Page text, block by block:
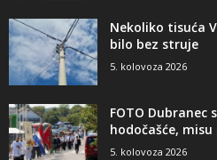
Nekoliko tisuća
bilo bez struje
5. kolovoza 2026
FOTO Dubranec
hodočašće,
5. kolovoza 2026